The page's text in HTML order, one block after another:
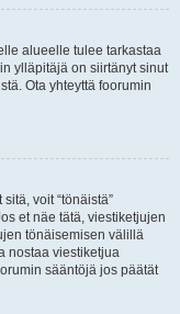
alueelle tulee tarkastaa
ylläpitäjä on siirtänyt sinut
Ota yhteyttä foorumin
voit “tönäistä”
et näe tätä, viestiketjujen
tönäisemisen välillä
nostaa viestiketjua
sääntöjä jos päätät